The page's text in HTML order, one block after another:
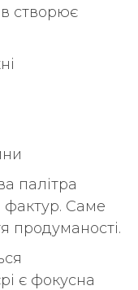
створює
палітра
фактур. Саме
продуманості.
є фокусна